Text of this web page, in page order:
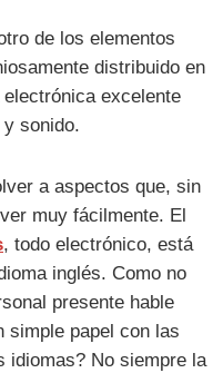
de los elementos
distribuido en
excelente
sonido.
a aspectos que, sin
muy fácilmente. El
, todo electrónico, está
inglés. Como no
presente hable
simple papel con las
idiomas? No siempre la